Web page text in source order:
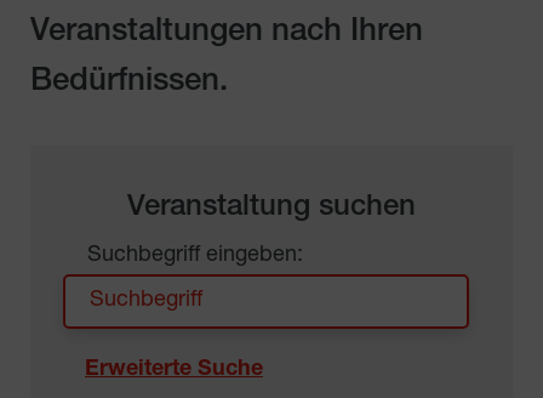
Veranstaltungen nach Ihren
Bedürfnissen.
Veranstaltung suchen
Suchbegriff eingeben:
Erweiterte Suche